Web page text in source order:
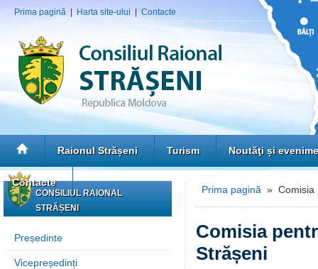
Prima pagină Harta site-ului Contacte
Raionul Strășeni Turism Noutăţi și
Contacte
CONSILIUL RAIONAL
STRĂȘENI
Președinte
Vicepreședinți
Prima pagină » Comisia
Comisia
Strășeni